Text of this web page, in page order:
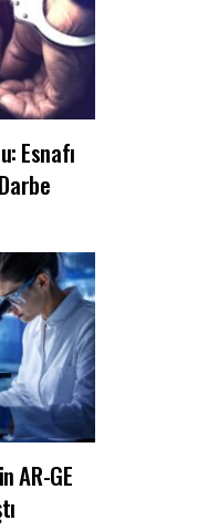
Esnafı
AR-GE